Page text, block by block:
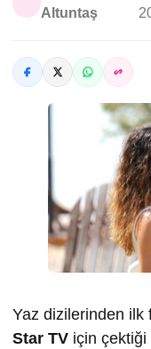
Altuntaş
Yaz dizilerinden ilk
Star TV için çektiği